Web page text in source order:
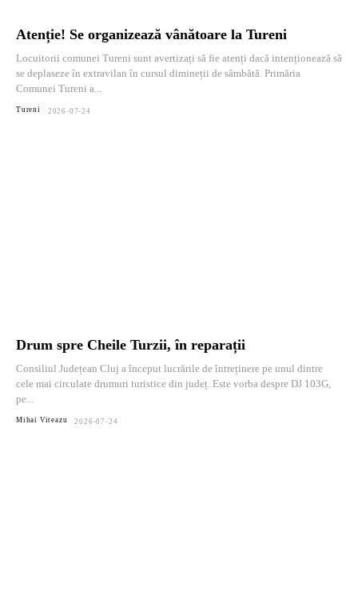
Atenție! Se organizează vânătoare la Tureni
Locuitorii comunei Tureni sunt avertizați să fie atenți dacă intenționează să
se deplaseze în extravilan în cursul dimineții de sâmbătă. Primăria
Comunei Tureni a...
Tureni 2026-07-24
Drum spre Cheile Turzii, în reparații
Consiliul Județean Cluj a început lucrările de întreținere pe unul dintre
cele mai circulate drumuri turistice din județ. Este vorba despre DJ 103G,
pe...
Mihai Viteazu 2026-07-24